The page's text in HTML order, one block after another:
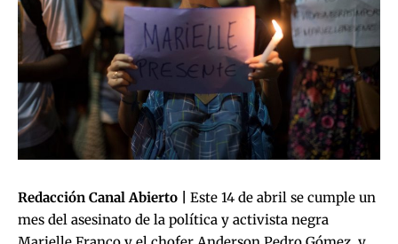
Redacción Canal Abierto |
Este 14 de abril se cumple un
mes del asesinato de la política y activista negra